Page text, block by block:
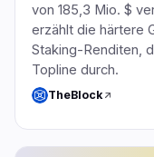
von 185,3 Mio. $
erzählt die härtere
Staking-Renditen,
Topline durch.
TheBlock